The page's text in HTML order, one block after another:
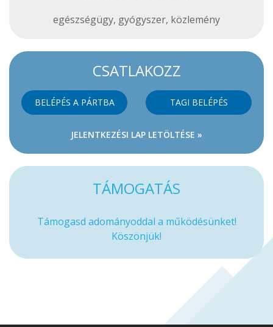
egészségügy, gyógyszer, közlemény
CSATLAKOZZ
BELÉPÉS A PÁRTBA TAGI BELÉPÉS
JELENTKEZÉSI LAP LETÖLTÉSE »
TÁMOGATÁS
Támogasd adományoddal a működésünket!
Köszönjük!